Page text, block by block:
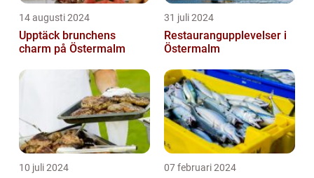
14 augusti 2024
Upptäck brunchens
charm på Östermalm
31 juli 2024
Restaurangupplevelser i
Östermalm
10 juli 2024 07 februari 2024